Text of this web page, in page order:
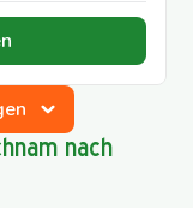
nach